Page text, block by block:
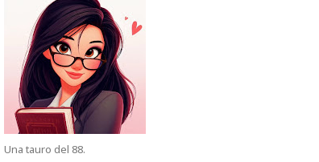
Una tauro del 88.